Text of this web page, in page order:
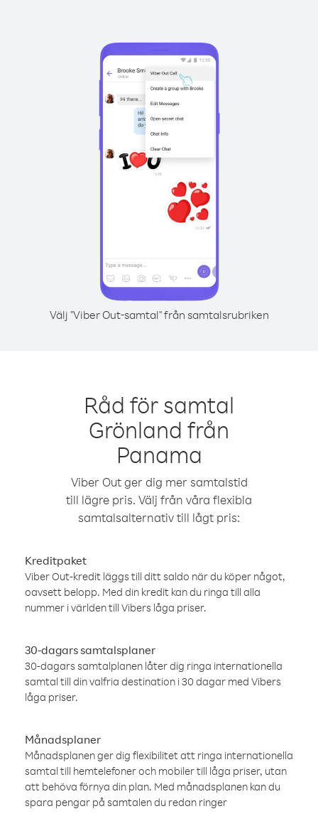
Välj "Viber Out-samtal" från samtalsrubriken
Råd för samtal
Grönland från
Panama
Viber Out ger dig mer samtalstid
till lägre pris. Välj från våra flexibla
samtalsalternativ till lågt pris:
Kreditpaket
Viber Out-kredit läggs till ditt saldo när du köper något,
oavsett belopp. Med din kredit kan du ringa till alla
nummer i världen till Vibers låga priser.
30-dagars samtalsplaner
30-dagars samtalplanen låter dig ringa internationella
samtal till din valfria destination i 30 dagar med Vibers
låga priser.
Månadsplaner
Månadsplanen ger dig flexibilitet att ringa internationella
samtal till hemtelefoner och mobiler till låga priser, utan
att behöva förnya din plan. Med månadsplanen kan du
spara pengar på samtalen du redan ringer